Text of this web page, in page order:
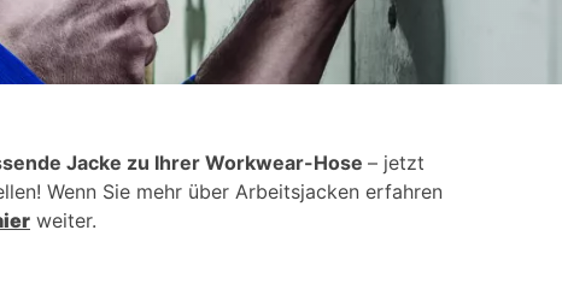
Jacke zu Ihrer Workwear-Hose – jetzt
Wenn Sie mehr über Arbeitsjacken erfahren
weiter.